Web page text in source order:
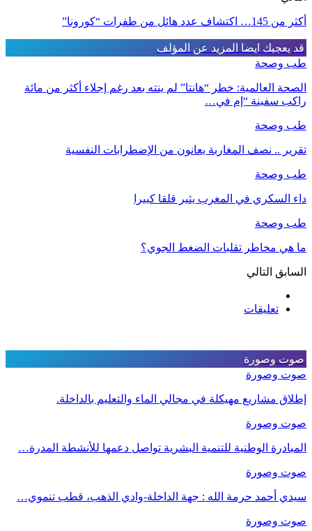
أكثر من 145… اكتشاف عدد هائل من طفرات “كورونا”
قد يعجبك ايضا المزيد عن المؤلف
طب وصحة
الصحة العالمية: خطر “هانتا” لم ينته بعد رغم إجلاء أكثر من مائة
راكب سفينة “إم في…
طب وصحة
تقرير .. نصف المغاربة يعانون من الإضطرابات النفسية
طب وصحة
داء السكري في المغرب يثير قلقا كبيرا
طب وصحة
ما هي مخاطر تقلبات الضغط الجوي؟
السابق التالي
تعليقات
صوت وصورة
صوت وصورة
إطلاق مشاريع مهيكلة في مجالي الماء والتعليم بالداخلة.
صوت وصورة
المبادرة الوطنية للتنمية البشرية تواصل دعمها للأنشطة المدرة…
صوت وصورة
سيدي أحمد حرمة الله : جهة الداخلة-وادي الذهب، قطب تنموي…
صوت وصورة